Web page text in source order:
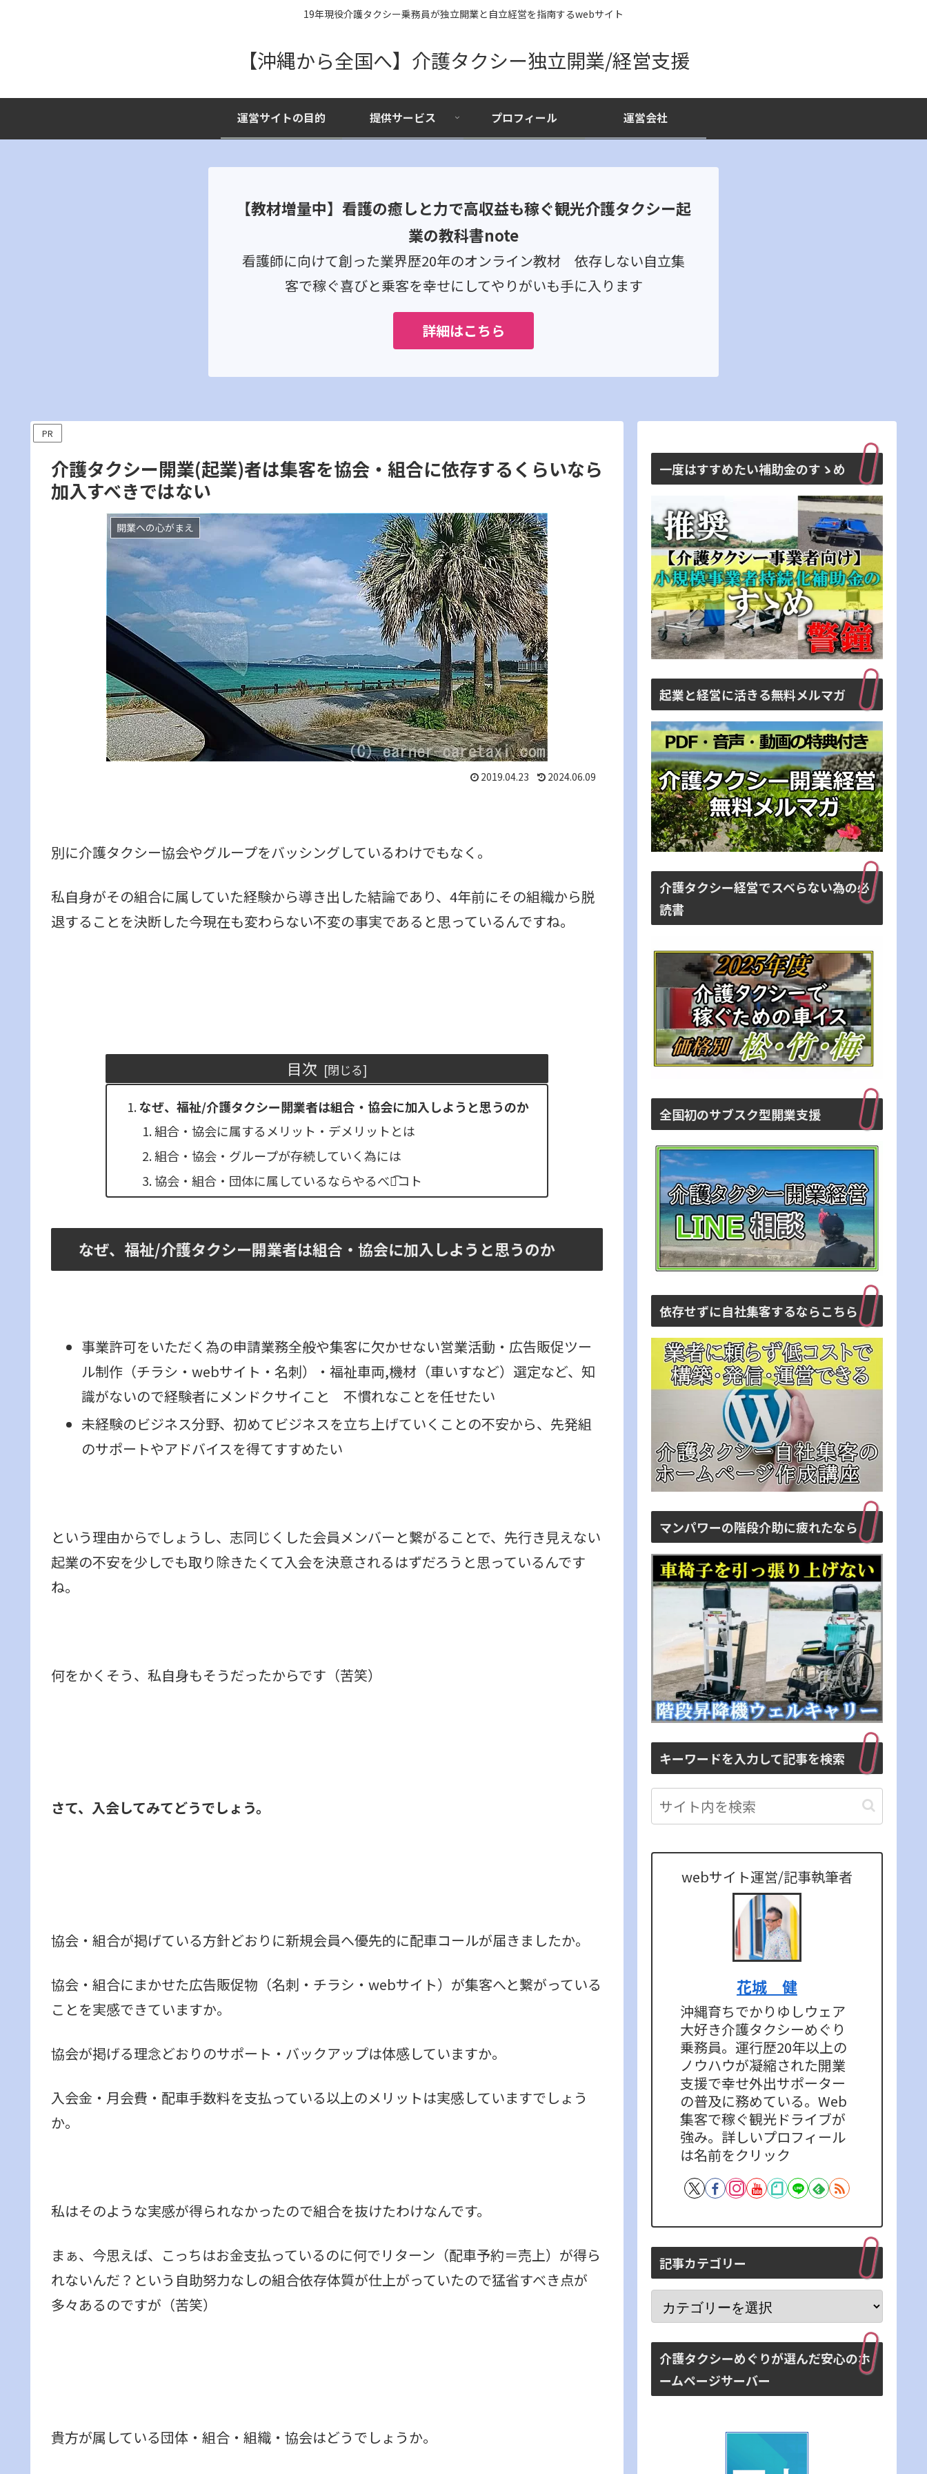
19年現役介護タクシー乗務員が独立開業と自立経営を指南するwebサイト
【沖縄から全国へ】介護タクシー独立開業/経営支援
運営サイトの目的 提供サービス プロフィール 運営会社
【教材増量中】看護の癒しと力で高収益も稼ぐ観光介護タクシー起
業の教科書note
看護師に向けて創った業界歴20年のオンライン教材 依存しない自立集
客で稼ぐ喜びと乗客を幸せにしてやりがいも手に入ります
詳細はこちら
PR
介護タクシー開業(起業)者は集客を協会・組合に依存するくらいなら
加入すべきではない
開業への心がまえ
2019.04.23 2024.06.09
別に介護タクシー協会やグループをバッシングしているわけでもなく。
私自身がその組合に属していた経験から導き出した結論であり、4年前にその組織から脱
退することを決断した今現在も変わらない不変の事実であると思っているんですね。
目次
なぜ、福祉/介護タクシー開業者は組合・協会に加入しようと思うのか
組合・協会に属するメリット・デメリットとは
組合・協会・グループが存続していく為には
協会・組合・団体に属しているならやるべき͡コト
なぜ、福祉/介護タクシー開業者は組合・協会に加入しようと思うのか
事業許可をいただく為の申請業務全般や集客に欠かせない営業活動・広告販促ツー
ル制作（チラシ・webサイト・名刺）・福祉車両,機材（車いすなど）選定など、知
識がないので経験者にメンドクサイこと 不慣れなことを任せたい
未経験のビジネス分野、初めてビジネスを立ち上げていくことの不安から、先発組
のサポートやアドバイスを得てすすめたい
という理由からでしょうし、志同じくした会員メンバーと繋がることで、先行き見えない
起業の不安を少しでも取り除きたくて入会を決意されるはずだろうと思っているんです
ね。
何をかくそう、私自身もそうだったからです（苦笑）
さて、入会してみてどうでしょう。
協会・組合が掲げている方針どおりに新規会員へ優先的に配車コールが届きましたか。
協会・組合にまかせた広告販促物（名刺・チラシ・webサイト）が集客へと繋がっている
ことを実感できていますか。
協会が掲げる理念どおりのサポート・バックアップは体感していますか。
入会金・月会費・配車手数料を支払っている以上のメリットは実感していますでしょう
か。
私はそのような実感が得られなかったので組合を抜けたわけなんです。
まぁ、今思えば、こっちはお金支払っているのに何でリターン（配車予約＝売上）が得ら
れないんだ？という自助努力なしの組合依存体質が仕上がっていたので猛省すべき点が
多々あるのですが（苦笑）
貴方が属している団体・組合・組織・協会はどうでしょうか。
一度はすすめたい補助金のすゝめ
起業と経営に活きる無料メルマガ
介護タクシー経営でスベらない為の必
読書
全国初のサブスク型開業支援
依存せずに自社集客するならこちら
マンパワーの階段介助に疲れたなら
キーワードを入力して記事を検索
webサイト運営/記事執筆者
花城 健
沖縄育ちでかりゆしウェア
大好き介護タクシーめぐり
乗務員。運行歴20年以上の
ノウハウが凝縮された開業
支援で幸せ外出サポーター
の普及に務めている。Web
集客で稼ぐ観光ドライブが
強み。詳しいプロフィール
は名前をクリック
記事カテゴリー
介護タクシーめぐりが選んだ安心のホ
ームページサーバー